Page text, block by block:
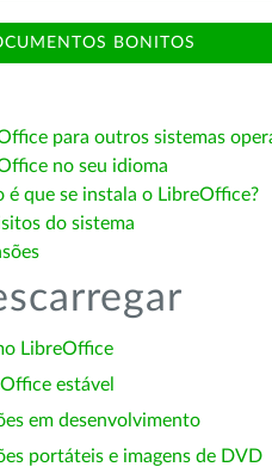
BONITOS
para outros sistemas
no seu idioma
é que se instala o LibreOffice?
do sistema
LibreOffice
estável
em desenvolvimento
portáteis e imagens de DVD